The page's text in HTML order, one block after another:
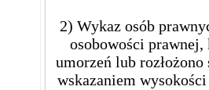
2) Wykaz osób
osobowości
umorzeń lub rozłożono
wskazaniem